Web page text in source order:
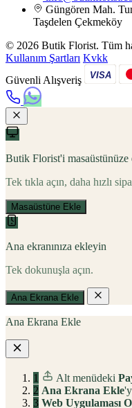
Güngören Mah.
Taşdelen Çekmeköy
© 2026 Butik Florist. Tüm
Kullanım Şartları Kvkk
Güvenli Alışveriş
VISA
Butik Florist'i masaüstünüze
Tek tıkla açın, daha hızlı
Masaüstüne Ekle
Ana ekranınıza ekleyin
Tek dokunuşla açın.
Ana Ekrana Ekle
Ana Ekrana Ekle
1 Alt menüdeki
2 Ana Ekrana Ekle
3 Web Uygulaması